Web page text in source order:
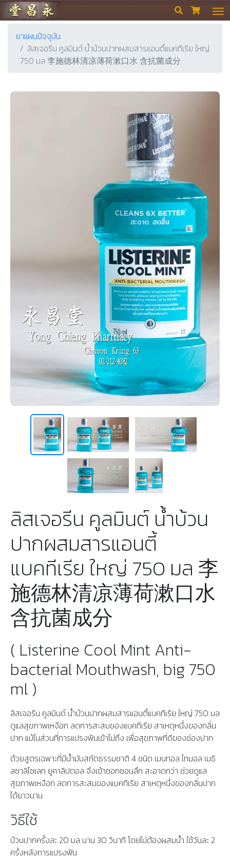
ร้านขายยา ย่งเชียงตึ๊ง  
ยาแผนปัจจุบัน
ลิสเจอรีน คูลมินต์ น้ำบ้วนปากผสมสารแอนตี้แบคทีเรีย ใหญ่
750 มล 李施德林清凉薄荷漱口水 含抗菌成分
ลิสเจอรีน คูลมินต์ น้ำบ้วน
ปากผสมสารแอนตี้
แบคทีเรีย ใหญ่ 750 มล 李
施德林清凉薄荷漱口水
含抗菌成分
( Listerine Cool Mint Anti-
bacterial Mouthwash, big 750
ml )
ลิสเจอรีน คูลมินต์ น้ำบ้วนปากผสมสารแอนตี้แบคทีเรีย ใหญ่ 750 มล
ดูแลสุขภาพเหงือก ลดการสะสมของแบคทีเรีย สาเหตุหนึ่งของกลิ่น
ปาก แม้ในส่วนที่การแปรงฟันเข้าไม่ถึง เพื่อสุขภาพที่ดีของช่องปาก
ด้วยสูตรเฉพาะที่มีน้ำมันสกัดธรรมชาติ 4 ชนิด เมนทอล ไทมอล เมธิ
ลซาลิไซเลท ยูคาลิปตอล จึงเข้าซอกซอนลึก สะอาดกว่า ช่วยดูแล
สุขภาพเหงือก ลดการสะสมของแบคทีเรีย สาเหตุหนึ่งของกลิ่นปาก
ได้ยาวนาน
วิธีใช้
บ้วนปากครั้งละ 20 มล นาน 30 วินาที โดยไม่ต้องผสมน้ำ ใช้วันละ 2
ครั้งหลังการแปรงฟัน